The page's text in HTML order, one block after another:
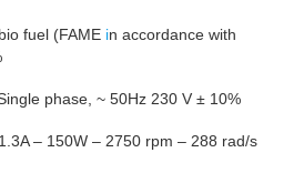
fuel (FAME in accordance with
phase, ~ 50Hz 230 V ± 10%
– 150W – 2750 rpm – 288 rad/s